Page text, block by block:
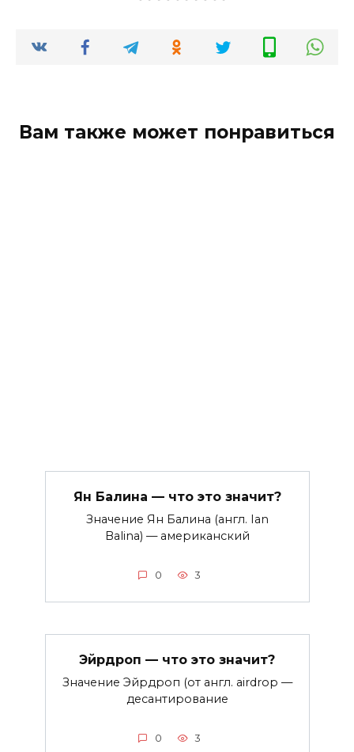
Вам также может понравиться
Ян Балина — что это значит?
Значение Ян Балина (англ. Ian
Balina) — американский
0 3
Эйрдроп — что это значит?
Значение Эйрдроп (от англ. airdrop —
десантирование
0 3